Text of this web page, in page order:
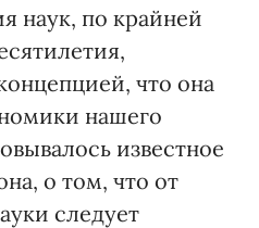
наук, по крайней
что она
нашего
известное
о том, что от
следует